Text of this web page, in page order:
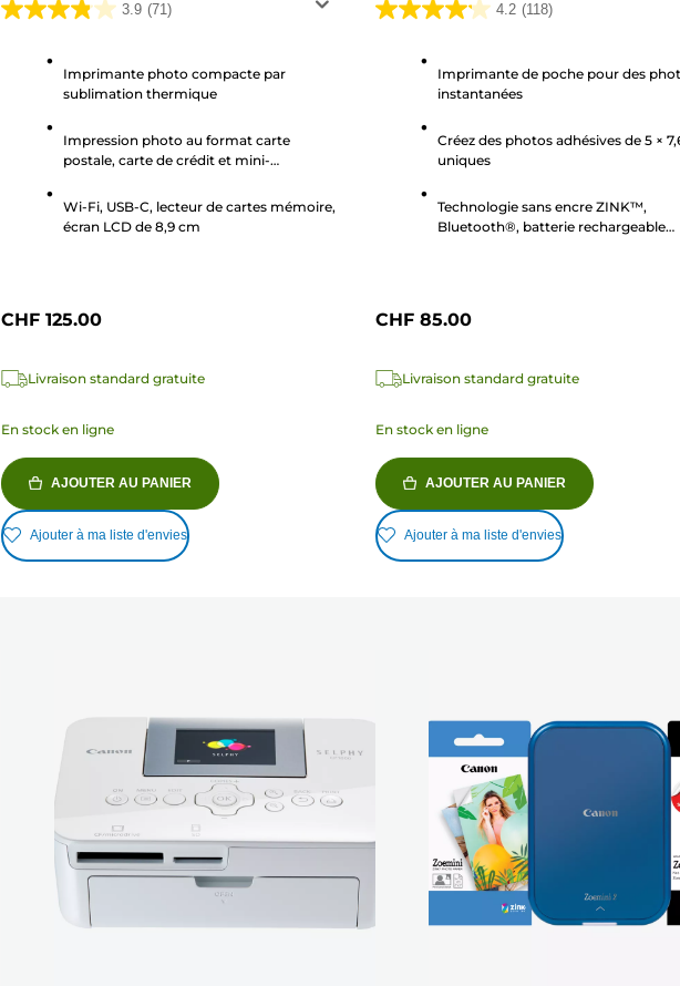
3.9 (71)
3.9
étoiles.
Imprimante photo compacte par
sublimation thermique
Impression photo au format carte
postale, carte de crédit et mini-
Wi-Fi, USB-C, lecteur de cartes mémoire,
écran LCD de 8,9 cm
CHF 125.00
Livraison standard gratuite
En stock en ligne
AJOUTER AU PANIER
Ajouter à ma liste d'envies
4.2 (118)
4.2
étoiles.
Imprimante de poche pour des
instantanées
Créez des photos adhésives de 5 ×
uniques
Technologie sans encre ZINK™,
Bluetooth®, batterie rechargeable
CHF 85.00
Livraison standard gratuite
En stock en ligne
AJOUTER AU PANIER
Ajouter à ma liste d'envies